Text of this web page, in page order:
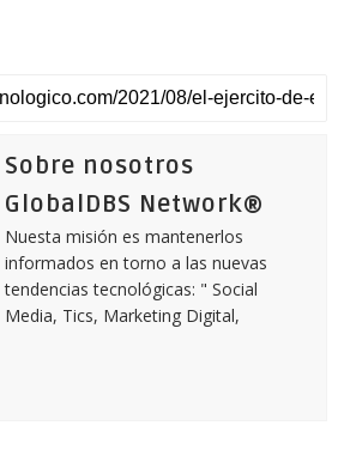
Sobre nosotros
GlobalDBS Network®
Nuesta misión es mantenerlos
informados en torno a las nuevas
tendencias tecnológicas: " Social
Media, Tics, Marketing Digital,